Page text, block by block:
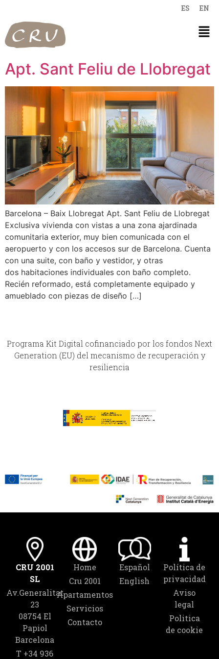
ES EN
Apt. Sant Feliu de Llobregat
Barcelona – Baix Llobregat Apt. Sant Feliu de Llobregat
Exclusiva vivienda con vistas a una zona ajardinada
comunitaria exterior, muy bien comunicada con el
aeropuerto y con los accesos sur de Barcelona. Cuenta
con una suite, con baño y vestidor, y otras
dos habitaciones individuales con baño completo.
Recién reformado, está completamente equipado y
amueblado con piezas de diseño […]
Programa Kit Digital cofinanciado por los fondos Next
Generation (EU) del mecanismo de recuperación y
resiliencia
CRU 2001
SL
Av.Generalitat
23
08754 El
Papiol
Barcelona
T +34 936
Home
Cru 2001
Apartamentos
Servicios
Contacto
Español
English
Política de
privacidad
Aviso
legal
Politica
de cookie